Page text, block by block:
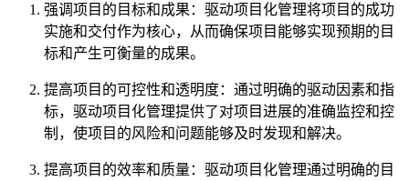
强调项目的目标和成果：驱动项目化管理将项目的成功
实施和交付作为核心，从而确保项目能够实现预期的目
标和产生可衡量的成果。
提高项目的可控性和透明度：通过明确的驱动因素和指
标，驱动项目化管理提供了对项目进展的准确监控和控
制，使项目的风险和问题能够及时发现和解决。
提高项目的效率和质量：驱动项目化管理通过明确的目